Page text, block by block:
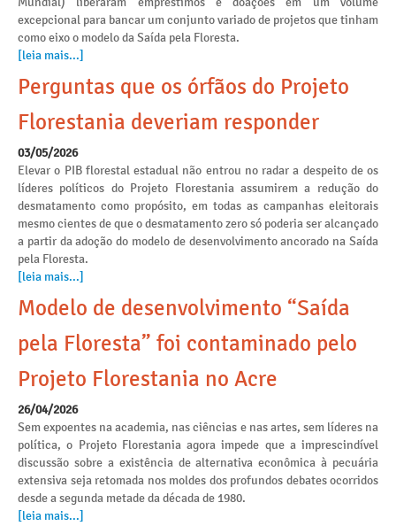
excepcional para bancar um conjunto variado de projetos que tinham
como eixo o modelo da Saída pela Floresta.
[leia mais...]
Perguntas que os órfãos do Projeto
Florestania deveriam responder
03/05/2026
Elevar o PIB florestal estadual não entrou no radar a despeito de os
líderes políticos do Projeto Florestania assumirem a redução do
desmatamento como propósito, em todas as campanhas eleitorais
mesmo cientes de que o desmatamento zero só poderia ser alcançado
a partir da adoção do modelo de desenvolvimento ancorado na Saída
pela Floresta.
[leia mais...]
Modelo de desenvolvimento “Saída
pela Floresta” foi contaminado pelo
Projeto Florestania no Acre
26/04/2026
Sem expoentes na academia, nas ciências e nas artes, sem líderes na
política, o Projeto Florestania agora impede que a imprescindível
discussão sobre a existência de alternativa econômica à pecuária
extensiva seja retomada nos moldes dos profundos debates ocorridos
desde a segunda metade da década de 1980.
[leia mais...]